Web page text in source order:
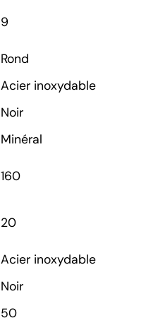
9
Rond
Acier inoxydable
Noir
Minéral
160
20
Acier inoxydable
Noir
50